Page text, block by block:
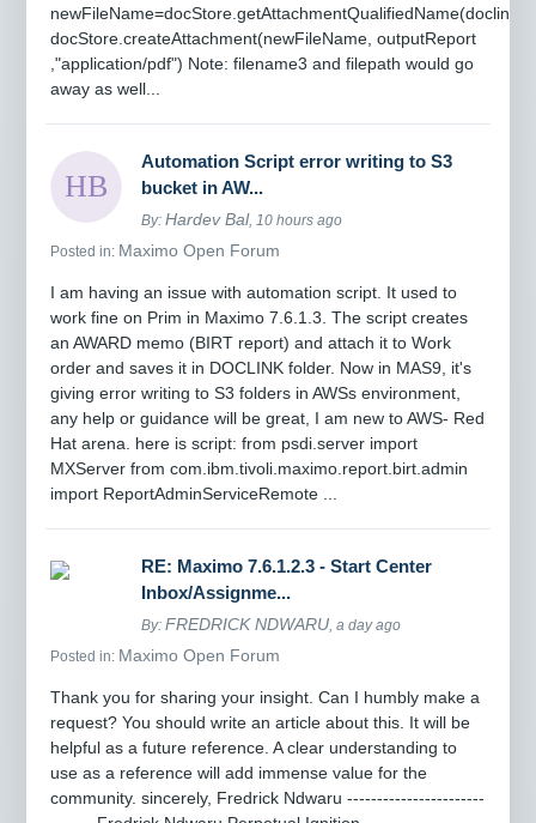
docStore.createAttachment(newFileName, outputReport
,"application/pdf") Note: filename3 and filepath would go
away as well...
Automation Script error writing to S3
bucket in AW...
By:Hardev Bal, 10 hours ago
Posted in: Maximo Open Forum
I am having an issue with automation script. It used to
work fine on Prim in Maximo 7.6.1.3. The script creates
an AWARD memo (BIRT report) and attach it to Work
order and saves it in DOCLINK folder. Now in MAS9, it's
giving error writing to S3 folders in AWSs environment,
any help or guidance will be great, I am new to AWS- Red
Hat arena. here is script: from psdi.server import
MXServer from com.ibm.tivoli.maximo.report.birt.admin
import ReportAdminServiceRemote ...
RE: Maximo 7.6.1.2.3 - Start Center
Inbox/Assignme...
By:FREDRICK NDWARU, a day ago
Posted in: Maximo Open Forum
Thank you for sharing your insight. Can I humbly make a
request? You should write an article about this. It will be
helpful as a future reference. A clear understanding to
use as a reference will add immense value for the
community. sincerely, Fredrick Ndwaru -----------------------